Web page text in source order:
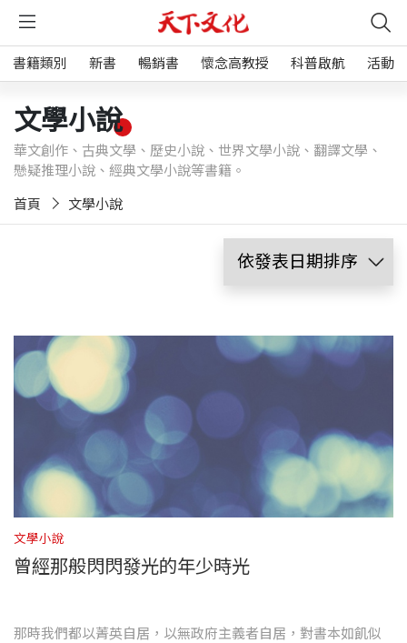
書籍類別 新書 暢銷書 懷念高教授 科普啟航 活動
文學小說
華文創作、古典文學、歷史小說、世界文學小說、翻譯文學、
懸疑推理小說、經典文學小說等書籍。
首頁 文學小說
文學小說
曾經那般閃閃發光的年少時光
那時我們都以菁英自居，以無政府主義者自居，對書本如飢似